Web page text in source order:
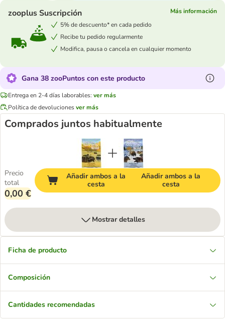
zooplus Suscripción
Más información
5% de descuento* en cada pedido
Recibe tu pedido regularmente
Modifica, pausa o cancela en cualquier momento
Gana 38 zooPuntos con este producto
Entrega en 2-4 días laborables: ver más
Política de devolucionesver más
Comprados juntos habitualmente
Precio
total
0,00 €
Añadir ambos a la
cesta
Añadir ambos a la
cesta
Mostrar detalles
Ficha de producto
Composición
Cantidades recomendadas